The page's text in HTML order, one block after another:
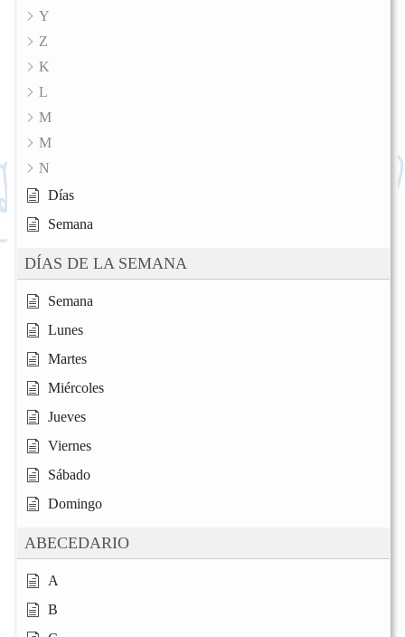
Y
Z
K
L
M
M
N
Días
Semana
DÍAS DE LA SEMANA
Semana
Lunes
Martes
Miércoles
Jueves
Viernes
Sábado
Domingo
ABECEDARIO
A
B